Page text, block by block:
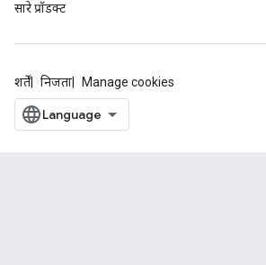
सारे प्रॉडक्ट
शर्तें निजता Manage cookies